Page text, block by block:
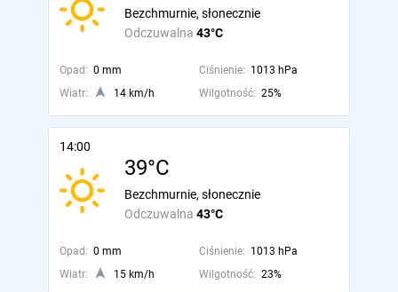
Odczuwalna 43°C
Bezchmurnie, słonecznie
Opad: 0 mm Ciśnienie: 1013 hPa
Wiatr:
14 km/h Wilgotność: 25%
14:00
39°C
Odczuwalna 43°C
Bezchmurnie, słonecznie
Opad: 0 mm Ciśnienie: 1013 hPa
Wiatr:
15 km/h Wilgotność: 23%